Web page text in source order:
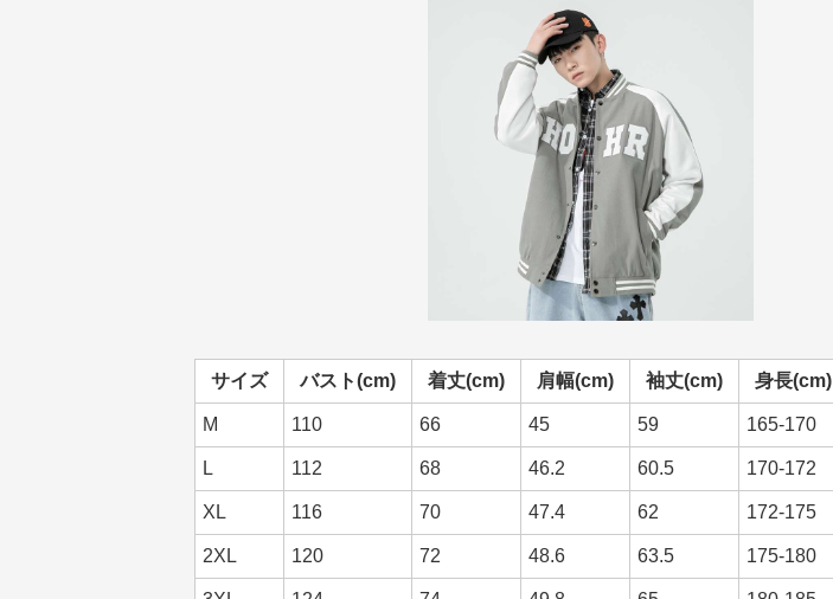
サイズ バスト(cm) 着丈(cm) 肩幅(cm) 袖丈(cm) 身長(cm)
M 110 66 45 59 165-170
L 112 68 46.2 60.5 170-172
XL 116 70 47.4 62 172-175
2XL 120 72 48.6 63.5 175-180